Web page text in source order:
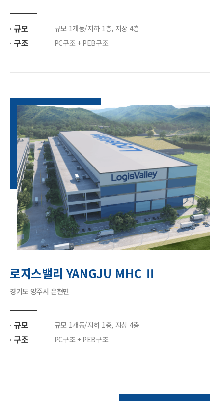
규모 규모 1개동/지하 1층, 지상 4층
구조 PC구조 + PEB구조
로지스밸리 YANGJU MHC Ⅱ
경기도 양주시 은현면
규모 규모 1개동/지하 1층, 지상 4층
구조 PC구조 + PEB구조